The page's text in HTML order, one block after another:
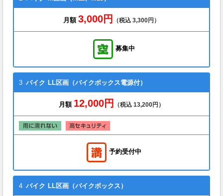
月額 3,000円 （税込 3,300円）
募集中
3 バイク LL区画（バイクボックス電源付）
月額 12,000円 （税込 13,200円）
予約受付中
4 バイク LL区画（バイクボックス）